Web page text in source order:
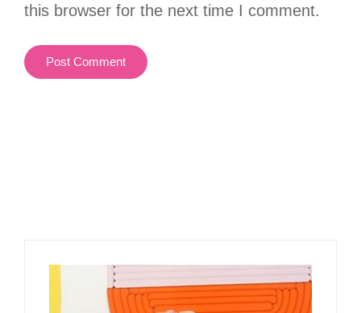
this browser for the next time I comment.
Post Comment